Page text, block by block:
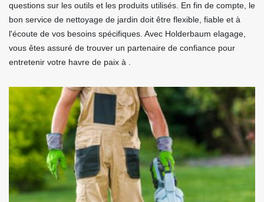
questions sur les outils et les produits utilisés. En fin de compte, le
bon service de nettoyage de jardin doit être flexible, fiable et à
l'écoute de vos besoins spécifiques. Avec Holderbaum elagage,
vous êtes assuré de trouver un partenaire de confiance pour
entretenir votre havre de paix à .